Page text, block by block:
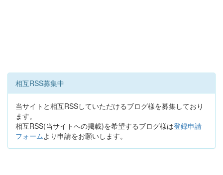
相互RSS募集中
当サイトと相互RSSしていただけるブログ様を募集しており
ます。
相互RSS(当サイトへの掲載)を希望するブログ様は登録申請
フォームより申請をお願いします。